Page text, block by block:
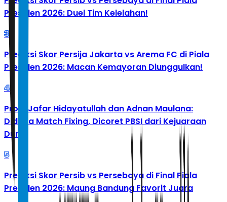
Presiden 2026: Duel Tim Kelelahan!
3
Prediksi Skor Persija Jakarta vs Arema FC di Piala
Presiden 2026: Macan Kemayoran Diunggulkan!
4
Profil Jafar Hidayatullah dan Adnan Maulana:
Diduga Match Fixing, Dicoret PBSI dari Kejuaraan
Dunia
5
Prediksi Skor Persib vs Persebaya di Final Piala
Presiden 2026: Maung Bandung Favorit Juara